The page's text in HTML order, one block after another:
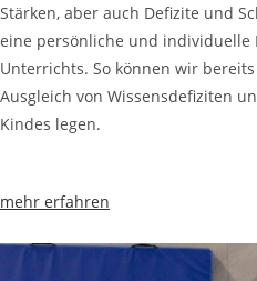
Stärken, aber auch Deﬁzite und
eine persönliche und individuelle
Unterrichts. So können wir
Ausgleich von Wissensdeﬁziten
Kindes legen.
mehr erfahren